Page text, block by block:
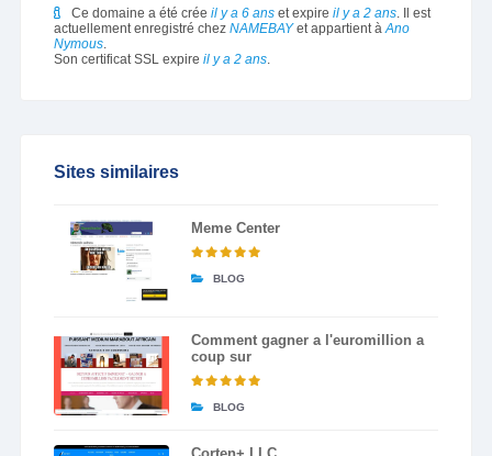
Ce domaine a été crée il y a 6 anset expire il y a 2 ans. Il est
actuellement enregistré chez NAMEBAYet appartient àAno
Nymous.
Son certificat SSL expire il y a 2 ans.
Sites similaires
Meme Center
BLOG
Comment gagner a l'euromillion a
coup sur
BLOG